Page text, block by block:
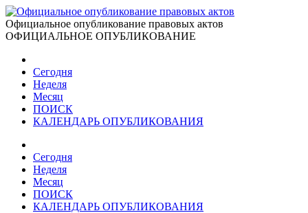
Официальное опубликование правовых актов
ОФИЦИАЛЬНОЕ ОПУБЛИКОВАНИЕ
Сегодня
Неделя
Месяц
ПОИСК
КАЛЕНДАРЬ ОПУБЛИКОВАНИЯ
Сегодня
Неделя
Месяц
ПОИСК
КАЛЕНДАРЬ ОПУБЛИКОВАНИЯ